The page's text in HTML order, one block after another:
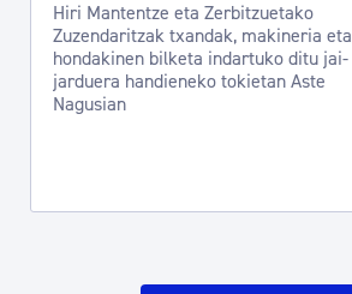
Hiri Mantentze eta Zerbitzuetako
Zuzendaritzak txandak, makineria eta
hondakinen bilketa indartuko ditu jai-
jarduera handieneko tokietan Aste
Nagusian